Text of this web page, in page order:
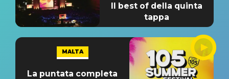
Il best of della quinta
tappa
MALTA
La puntata completa